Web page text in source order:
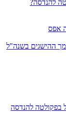
להנדסה?
אפס
ההישגים בשנה"ל
בפקולטה להנדסה